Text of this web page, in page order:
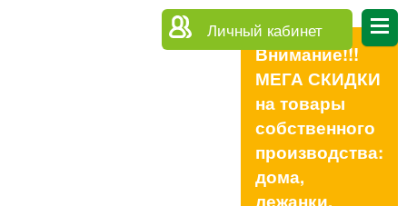
Личный кабинет
Внимание!!!
МЕГА СКИДКИ
на товары
собственного
производства:
дома,
лежанки,